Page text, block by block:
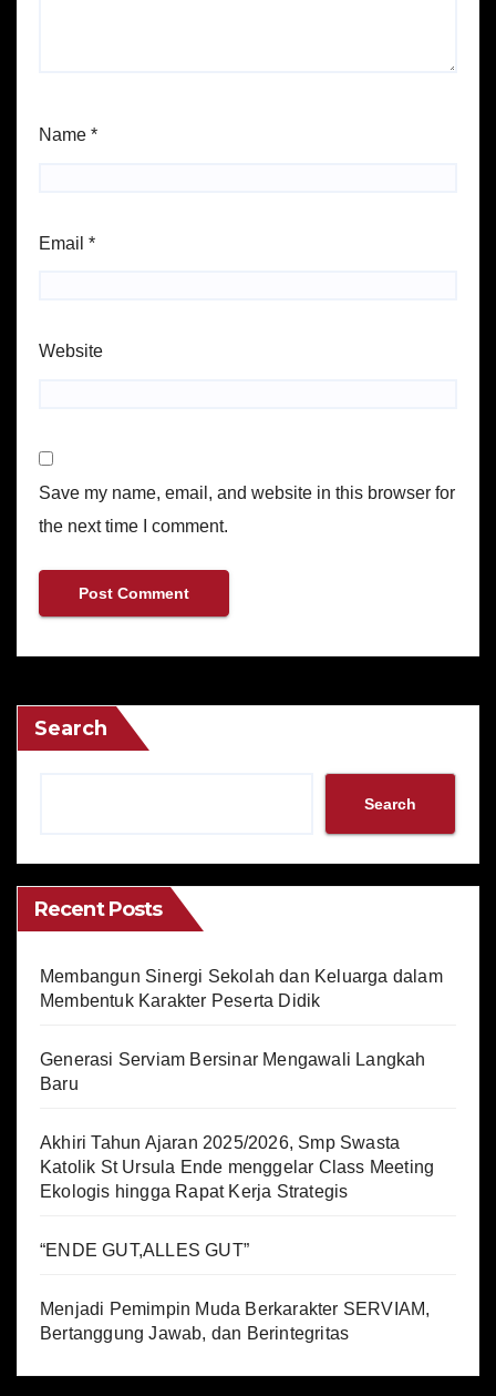
Name *
Email *
Website
Save my name, email, and website in this browser for
the next time I comment.
Search
Search
Recent Posts
Membangun Sinergi Sekolah dan Keluarga dalam
Membentuk Karakter Peserta Didik
Generasi Serviam Bersinar Mengawali Langkah
Baru
Akhiri Tahun Ajaran 2025/2026, Smp Swasta
Katolik St Ursula Ende menggelar Class Meeting
Ekologis hingga Rapat Kerja Strategis
“ENDE GUT,ALLES GUT”
Menjadi Pemimpin Muda Berkarakter SERVIAM,
Bertanggung Jawab, dan Berintegritas